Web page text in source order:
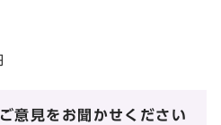
意見をお聞かせください